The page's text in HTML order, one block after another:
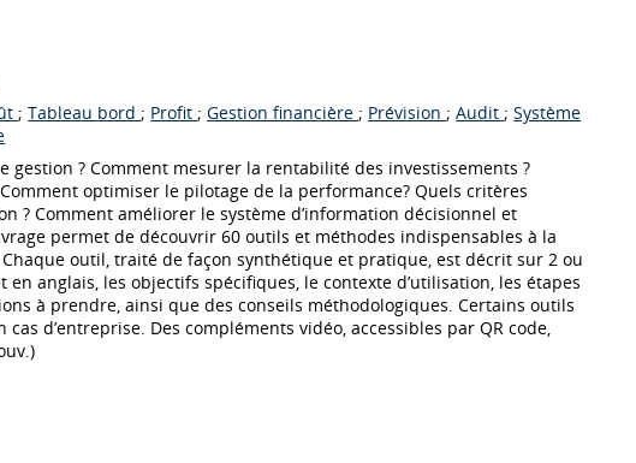
; Tableau bord ; Profit ; Gestion financière ; Prévision ; Audit ; Système
? Comment mesurer la rentabilité des investissements ?
optimiser le pilotage de la performance? Quels critères
? Comment améliorer le système d’information décisionnel et
permet de découvrir 60 outils et méthodes indispensables à la
outil, traité de façon synthétique et pratique, est décrit sur 2 ou
en anglais, les objectifs spécifiques, le contexte d’utilisation, les étapes
à prendre, ainsi que des conseils méthodologiques. Certains outils
d’entreprise. Des compléments vidéo, accessibles par QR code,